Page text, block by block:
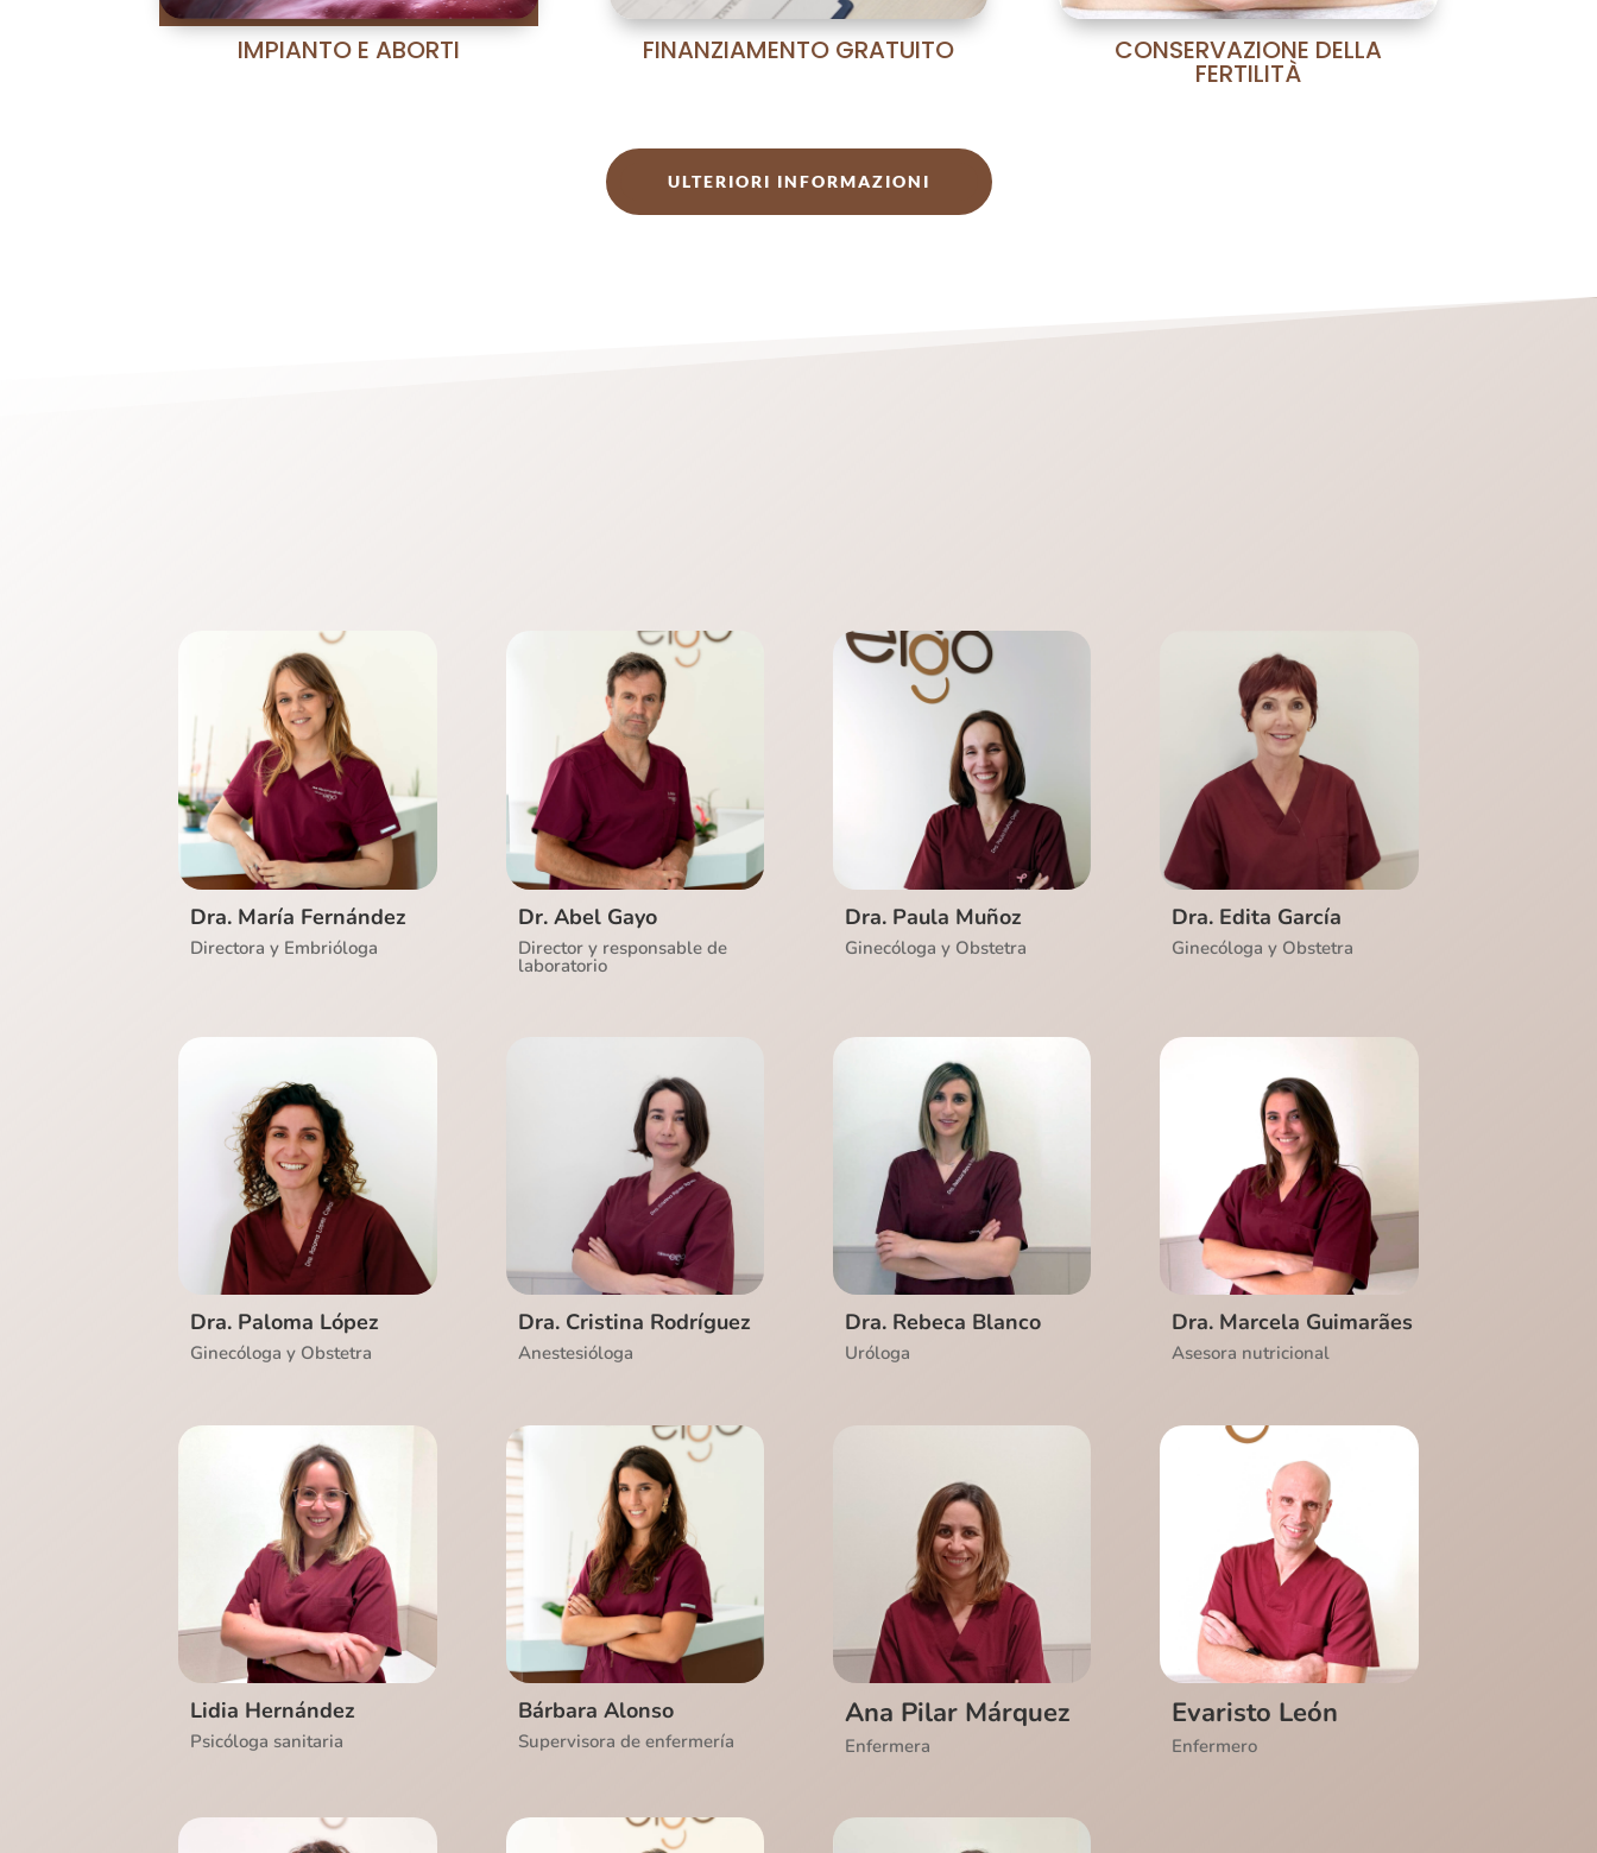
IMPIANTO E ABORTI FINANZIAMENTO GRATUITO CONSERVAZIONE DELLA
FERTILITÀ
ULTERIORI INFORMAZIONI
Ver CV
Dra. María Fernández
Directora y Embrióloga
Dr. Abel Gayo
Director y responsable de
laboratorio
Ver CV
Dra. Paula Muñoz
Ginecóloga y Obstetra
Ver CV
Dra. Edita García
Ginecóloga y Obstetra
Ver CV
Dra. Paloma López
Ginecóloga y Obstetra
Ver CV
Dra. Cristina Rodríguez
Anestesióloga
Ver CV
Dra. Rebeca Blanco
Uróloga
Ver CV
Dra. Marcela Guimarães
Asesora nutricional
Ver CV
Lidia Hernández
Psicóloga sanitaria
Ver CV
Bárbara Alonso
Supervisora de enfermería
Ver CV
Ana Pilar Márquez
Enfermera
Ver CV
Evaristo León
Enfermero